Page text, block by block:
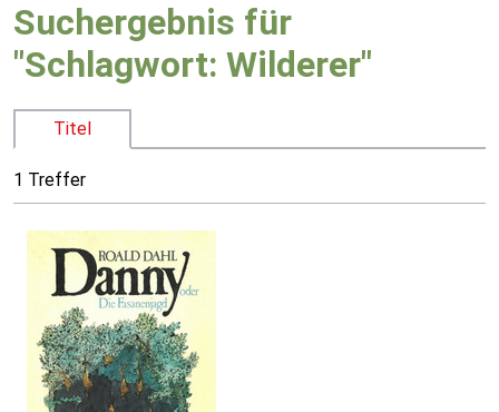
Suchergebnis für
"Schlagwort: Wilderer"
Titel
1 Treffer